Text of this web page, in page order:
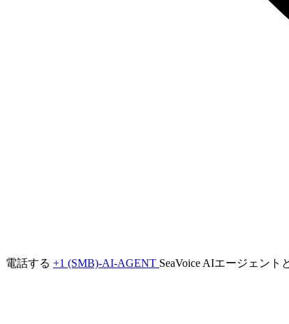
電話する +1 (SMB)-AI-AGENT SeaVoice AIエージェント